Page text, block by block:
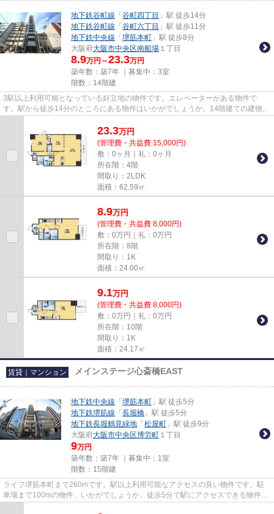
地下鉄谷町線 「 谷町四丁目 」駅 徒歩14分
地下鉄谷町線 「 谷町六丁目 」駅 徒歩11分
地下鉄中央線 「 堺筋本町 」駅 徒歩8分
大阪府大阪市中央区南船場 １丁目
8.9万円～23.3万円
築年数：築7年 ｜募集中： 3室
階数：14階建
3駅以上利用可能となっている好立地の物件です。エレベーターがある物件で
す。駅から徒歩14分のところにある物件はいかがでしょうか。14階建ての建物で
23.3万円
(管理費・共益費 15,000円)
敷：0ヶ月｜礼：0ヶ月
所在階：4階
間取り：2LDK
面積：62.59㎡
8.9万円
(管理費・共益費 8,000円)
敷：0万円｜礼：0万円
所在階：8階
間取り：1K
面積：24.00㎡
9.1万円
(管理費・共益費 8,000円)
敷：0万円｜礼：0万円
所在階：10階
間取り：1K
面積：24.17㎡
賃貸｜マンション メインステージ心斎橋EAST
地下鉄中央線 「 堺筋本町 」駅 徒歩5分
地下鉄堺筋線 「 長堀橋 」駅 徒歩5分
地下鉄長堀鶴見緑地 「 松屋町 」駅 徒歩9分
大阪府大阪市中央区博労町 １丁目
9万円
築年数：築7年 ｜募集中： 1室
階数：15階建
ライフ堺筋本町まで260mです。駅以上利用可能なアクセスの良い物件です。駐
車場まで100mの物件、いかがでしょうか。徒歩5分で駅にアクセスできる物件で